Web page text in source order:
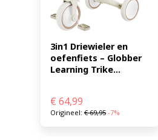
3in1 Driewieler en
oefenfiets – Globber
Learning Trike...
€ 64,99
Origineel: €69,95 -7%